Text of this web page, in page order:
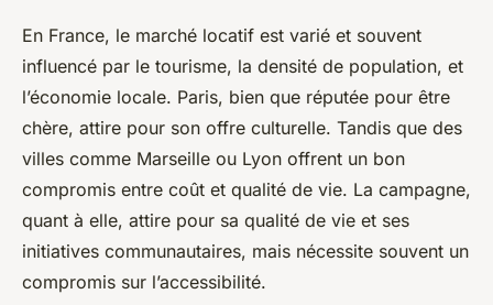
En France, le marché locatif est varié et souvent
influencé par le tourisme, la densité de population, et
l’économie locale. Paris, bien que réputée pour être
chère, attire pour son offre culturelle. Tandis que des
villes comme Marseille ou Lyon offrent un bon
compromis entre coût et qualité de vie. La campagne,
quant à elle, attire pour sa qualité de vie et ses
initiatives communautaires, mais nécessite souvent un
compromis sur l’accessibilité.